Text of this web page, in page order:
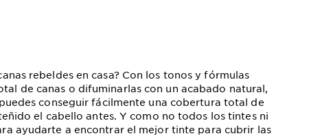
rebeldes en casa? Con los tonos y fórmulas
de canas o difuminarlas con un acabado natural,
conseguir fácilmente una cobertura total de
el cabello antes. Y como no todos los tintes ni
ayudarte a encontrar el mejor tinte para cubrir las